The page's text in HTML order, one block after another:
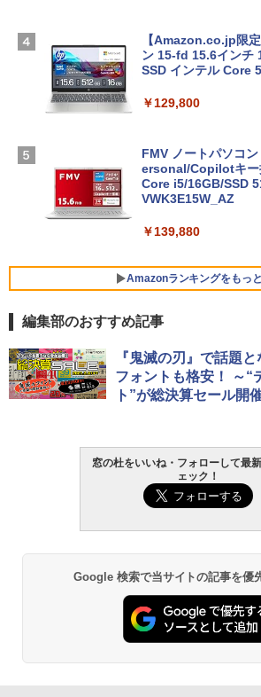
【Amazon.co.jp限
ン 15-fd 15.6インチ
SSD インテル Core 5
￥129,800
FMV ノートパソコ
ersonal/Copilotキー
Core i5/16GB/SSD
VWK3E15W_AZ
￥139,880
Amazonランキングをもっ
Robloxギフトカー
定バーチャルアイテ
インゲームコード】
ラインコード版
Microsoft Office
4(最新 永続版)|オン
ows11、10/mac対応
Robloxギフトカード
定バーチャルアイテ
インゲームコード】
ラインコード版
生成AIパスポート公
￥1,766
AIイラスト表現辞典:
出す プロンプトの
ズ (はぴーイラスト
ClaudeCode いちば
非エンジニア 初心者
方 マニュアル AI副業
にもKindle出版にも
めのAIコーディング
Amazon Kindle
ンチディスプレイ、
週間持続バッテリー
ク
Amazon Kindle - 目
ない、大きな画面で
続バッテリー、6イ
￥16,980
Kindle Paperwhite
ション (32GB) 7イン
編集部のおすすめ記事
『鬼滅の刃』で話題
フォントも格安！ ～“
ト”が総決算セール開
窓の杜をいいね・フォローして最
ェック！
Google 検索で当サイトの記事を優